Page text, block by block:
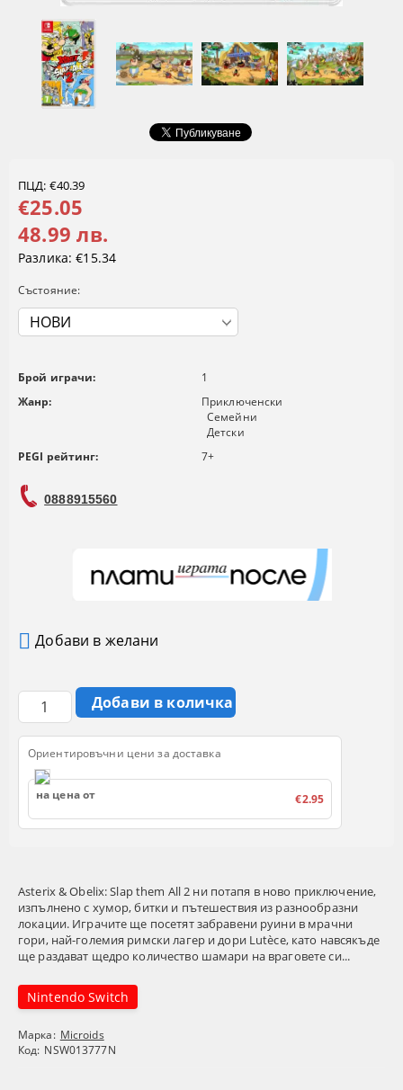
Asterix & Obelix: Slap them All 2 ни потапя в ново приключение,
изпълнено с хумор, битки и пътешествия из разнообразни
локации. Играчите ще посетят забравени руини в мрачни
гори, най-големия римски лагер и дори Lutèce, като навсякъде
ще раздават щедро количество шамари на враговете си...
Nintendo Switch
Марка: Microids
Код: NSW013777N
ПЦД: €40.39
€25.05
48.99 лв.
Разлика: €15.34
Състояние:
Брой играчи:
1
Жанр:
Приключенски
Семейни
Детски
PEGI рейтинг:
7+
0888915560
Добави в желани
Ориентировъчни цени за доставка
на цена от €2.95